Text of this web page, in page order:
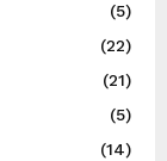
(5)
(22)
(21)
(5)
(14)